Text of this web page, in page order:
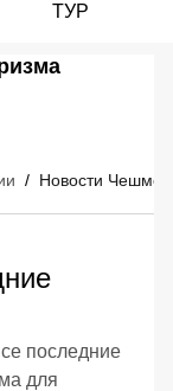
ТУРИЗМ
/ Новости Чешме
последние
для